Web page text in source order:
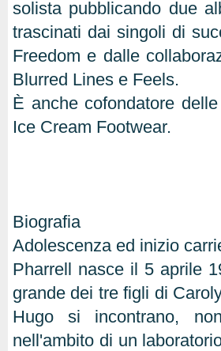
solista pubblicando due
trascinati dai singoli di
Freedom e dalle
Blurred Lines e Feels.
È anche cofondatore
Ice Cream Footwear.
Biografia
Adolescenza ed inizio
Pharrell nasce il 5 aprile
grande dei tre figli di
Hugo si incontrano,
nell'ambito di un